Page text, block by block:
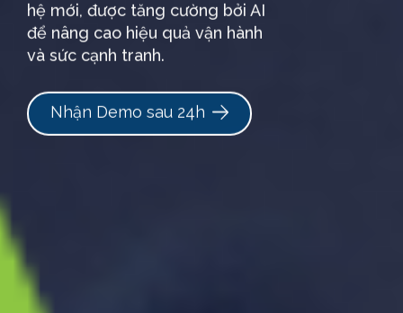
hệ mới, được tăng cường bởi AI
để nâng cao hiệu quả vận hành
và sức cạnh tranh.
Nhận Demo sau 24h